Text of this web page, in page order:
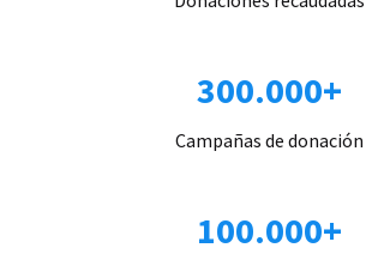
300.000+
Campañas de donación
100.000+